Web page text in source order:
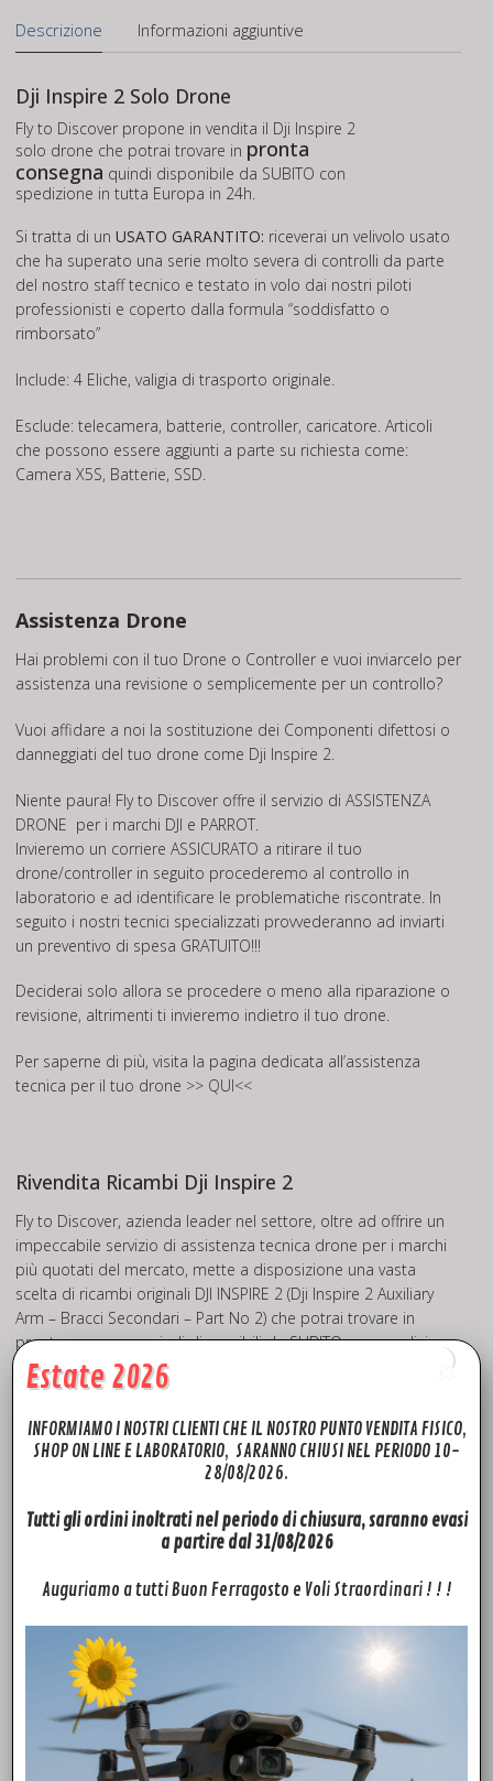
Descrizione Informazioni aggiuntive
Dji Inspire 2 Solo Drone
Fly to Discover propone in vendita il Dji Inspire 2
solo drone che potrai trovare in pronta
consegna quindi disponibile da SUBITO con
spedizione in tutta Europa in 24h.
Si tratta di un USATO GARANTITO: riceverai un velivolo usato
che ha superato una serie molto severa di controlli da parte
del nostro staff tecnico e testato in volo dai nostri piloti
professionisti e coperto dalla formula “soddisfatto o
rimborsato”
Include: 4 Eliche, valigia di trasporto originale.
Esclude: telecamera, batterie, controller, caricatore. Articoli
che possono essere aggiunti a parte su richiesta come:
Camera X5S, Batterie, SSD.
Assistenza Drone
Hai problemi con il tuo Drone o Controller e vuoi inviarcelo per
assistenza una revisione o semplicemente per un controllo?
Vuoi affidare a noi la sostituzione dei Componenti difettosi o
danneggiati del tuo drone come Dji Inspire 2.
Niente paura! Fly to Discover offre il servizio di ASSISTENZA
DRONE per i marchi DJI e PARROT.
Invieremo un corriere ASSICURATO a ritirare il tuo
drone/controller in seguito procederemo al controllo in
laboratorio e ad identificare le problematiche riscontrate. In
seguito i nostri tecnici specializzati provvederanno ad inviarti
un preventivo di spesa GRATUITO!!!
Deciderai solo allora se procedere o meno alla riparazione o
revisione, altrimenti ti invieremo indietro il tuo drone.
Per saperne di più, visita la pagina dedicata all’assistenza
tecnica per il tuo drone >> QUI<<
Rivendita Ricambi Dji Inspire 2
Fly to Discover, azienda leader nel settore, oltre ad offrire un
impeccabile servizio di assistenza tecnica drone per i marchi
più quotati del mercato, mette a disposizione una vasta
scelta di ricambi originali DJI INSPIRE 2 (Dji Inspire 2 Auxiliary
Arm – Bracci Secondari – Part No 2) che potrai trovare in
pronta consegna quindi disponibili da SUBITO con spedizione
in tutta Europa in 24h. Potrai trovare ricambi e accessori per i
modelli: Phantom 3 pro-advanced-standard, Phantom 4
Mavic pro 2, Mavic 2 Zoom, Mavic 3, Mavic AIR, Mavic AIR 2,
AIR2S, Mavic 3 Cine, Spark, Inspire pro, Inspire 2, Dji FPV. Quello
che non troverai sul sito, prova a chiedercelo, troveremo il
modo per soddisfare le tue richieste!
YouTube
potrai trovare tanti TUTORIAL
che potranno esserti utili per riparare i tuoi droni.
FTD Rivenditore Dji Autorizzato
Fly To Discover è il tuo è rivenditore Dji Autorizzato di fiducia.
Grazie all’esperienza maturata negli anni, siamo in grado di
offrirti la massima competenza e professionalità che
metteremo a tua disposizione a partire dalla scelta del
modello, chiarendoti molti aspetti sulla normativa, donandoti
Estate 2026
INFORMIAMO I NOSTRI CLIENTI CHE IL NOSTRO PUNTO VENDITA FISICO,
SHOP ON LINE E LABORATORIO, SARANNO CHIUSI NEL PERIODO 10-
28/08/2026.
Tutti gli ordini inoltrati nel periodo di chiusura, saranno evasi
a partire dal 31/08/2026
Auguriamo a tutti Buon Ferragosto e Voli Straordinari ! ! !